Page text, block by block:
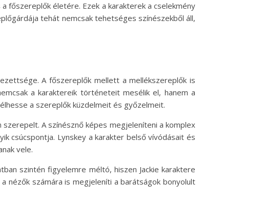
főszereplők életére. Ezek a karakterek a cselekmény
tehát nemcsak tehetséges színészekből áll,
A főszereplők mellett a mellékszereplők is
a karaktereik történeteit mesélik el, hanem a
a szereplők küzdelmeit és győzelmeit.
A színésznő képes megjeleníteni a komplex
csúcspontja. Lynskey a karakter belső vívódásait és
vele.
szintén figyelemre méltó, hiszen Jackie karaktere
nézők számára is megjeleníti a barátságok bonyolult